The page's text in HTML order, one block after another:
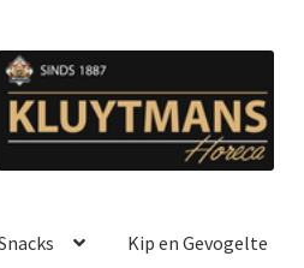
Ga
door
naar
Ga
naar
de
Kip en Gevogelte